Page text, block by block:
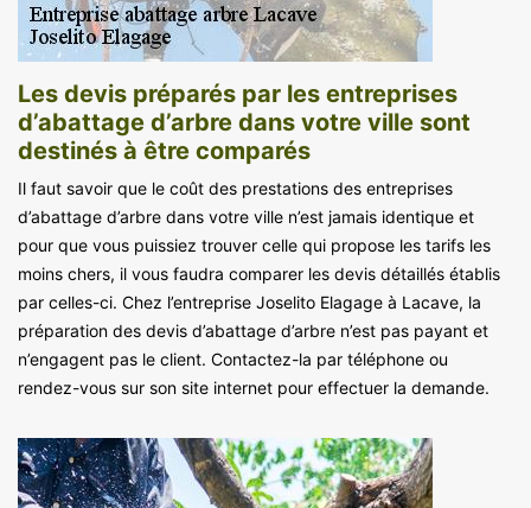
Les devis préparés par les entreprises
d’abattage d’arbre dans votre ville sont
destinés à être comparés
Il faut savoir que le coût des prestations des entreprises
d’abattage d’arbre dans votre ville n’est jamais identique et
pour que vous puissiez trouver celle qui propose les tarifs les
moins chers, il vous faudra comparer les devis détaillés établis
par celles-ci. Chez l’entreprise Joselito Elagage à Lacave, la
préparation des devis d’abattage d’arbre n’est pas payant et
n’engagent pas le client. Contactez-la par téléphone ou
rendez-vous sur son site internet pour effectuer la demande.